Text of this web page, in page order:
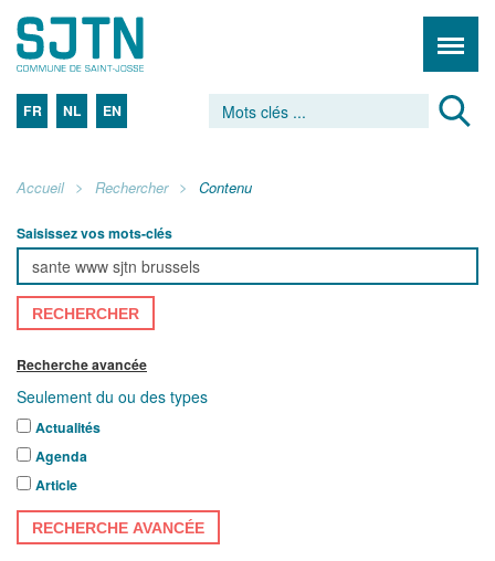
FR NL EN
Accueil Rechercher Contenu
Saisissez vos mots-clés
RECHERCHER
Recherche avancée
Seulement du ou des types
Actualités
Agenda
Article
RECHERCHE AVANCÉE